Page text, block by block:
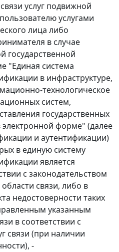
услуг подвижной
услугами
лица либо
в случае
государственной
"Единая система
в инфраструктуре,
технологическое
систем,
государственных
форме" (далее
и аутентификации)
в единую систему
является
с законодательством
связи, либо в
недостоверности таких
указанным
в соответствии с
связи (при наличии
-